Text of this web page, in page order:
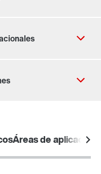
Áreas de aplicación